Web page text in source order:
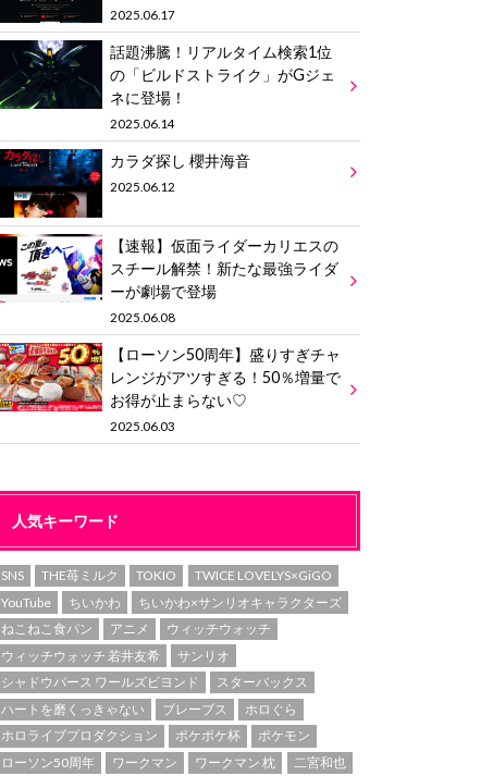
2025.06.17
話題沸騰！リアルタイム検索1位
の「ビルドストライク」がGジェ
ネに登場！
2025.06.14
カラダ探し 櫻井海音
2025.06.12
【速報】仮面ライダーカリエスの
スチール解禁！新たな最強ライダ
ーが劇場で登場
2025.06.08
【ローソン50周年】盛りすぎチャ
レンジがアツすぎる！50％増量で
お得が止まらない♡
2025.06.03
人気キーワード
SNS THE苺ミルク TOKIO
TWICE LOVELYS×GiGO
YouTube
ちいかわ
ちいかわ×サンリオキャラクターズ
ねこねこ食パン
アニメ
ウィッチウォッチ
ウィッチウォッチ 若井友希
サンリオ
シャドウバース ワールズビヨンド
スターバックス
ハートを磨くっきゃない
ブレーブス
ホロぐら
ホロライブプロダクション
ポケポケ杯
ポケモン
ローソン50周年
ワークマン ワークマン 枕
二宮和也